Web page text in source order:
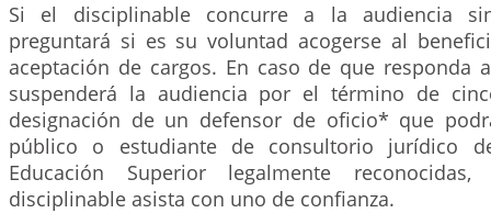
Si el disciplinable concurre a la audiencia
preguntará si es su voluntad acogerse al
aceptación de cargos. En caso de que responda
suspenderá la audiencia por el término de
designación de un defensor de oficio* que
público o estudiante de consultorio jurídico
Educación Superior legalmente
disciplinable asista con uno de confianza.